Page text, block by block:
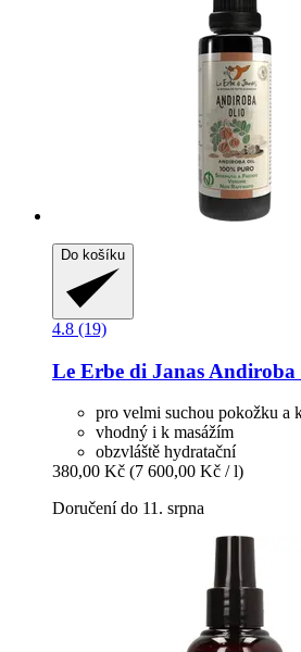
Do košíku
4.8 (19)
Le Erbe di Janas Andiroba
pro velmi suchou pokožku a
vhodný i k masážím
obzvláště hydratační
380,00 Kč (7 600,00 Kč / l)
Doručení do 11. srpna